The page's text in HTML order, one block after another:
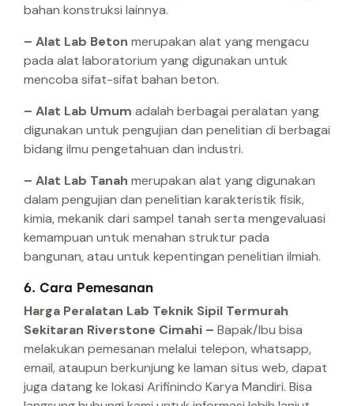
bahan konstruksi lainnya.
– Alat Lab Beton merupakan alat yang mengacu
pada alat laboratorium yang digunakan untuk
mencoba sifat-sifat bahan beton.
– Alat Lab Umum adalah berbagai peralatan yang
digunakan untuk pengujian dan penelitian di berbagai
bidang ilmu pengetahuan dan industri.
– Alat Lab Tanah merupakan alat yang digunakan
dalam pengujian dan penelitian karakteristik fisik,
kimia, mekanik dari sampel tanah serta mengevaluasi
kemampuan untuk menahan struktur pada
bangunan, atau untuk kepentingan penelitian ilmiah.
6. Cara Pemesanan
Harga Peralatan Lab Teknik Sipil Termurah
Sekitaran Riverstone Cimahi – Bapak/Ibu bisa
melakukan pemesanan melalui telepon, whatsapp,
email, ataupun berkunjung ke laman situs web, dapat
juga datang ke lokasi Arifinindo Karya Mandiri. Bisa